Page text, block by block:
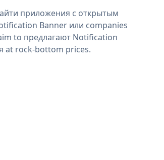
приложения с открытым
Banner или companies
to предлагают Notification
at rock-bottom prices.